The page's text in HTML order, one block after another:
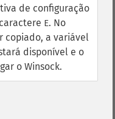
de configuração
E. No
copiado, a variável
disponível e o
o Winsock.